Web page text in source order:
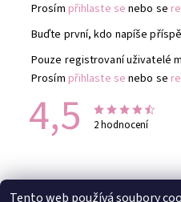
Prosím přihlaste se nebo se
Buďte první, kdo napíše
Pouze registrovaní uživatelé
Prosím přihlaste se nebo se
4,5 2 hodnocení
Tento web používá soubory